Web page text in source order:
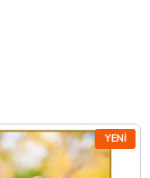
YENI